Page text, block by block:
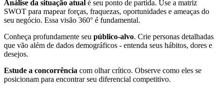
Análise da situação atual é seu ponto de partida. Use a matriz
SWOT para mapear forças, fraquezas, oportunidades e ameaças do
seu negócio. Essa visão 360° é fundamental.
Conheça profundamente seu público-alvo. Crie personas detalhadas
que vão além de dados demográficos - entenda seus hábitos, dores e
desejos.
Estude a concorrência com olhar crítico. Observe como eles se
posicionam para encontrar seu diferencial competitivo.